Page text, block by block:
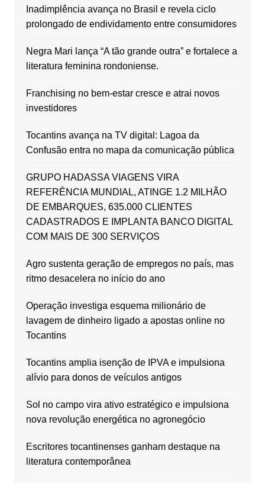
Inadimplência avança no Brasil e revela ciclo
prolongado de endividamento entre consumidores
Negra Mari lança “A tão grande outra” e fortalece a
literatura feminina rondoniense.
Franchising no bem-estar cresce e atrai novos
investidores
Tocantins avança na TV digital: Lagoa da
Confusão entra no mapa da comunicação pública
GRUPO HADASSA VIAGENS VIRA
REFERÊNCIA MUNDIAL, ATINGE 1.2 MILHÃO
DE EMBARQUES, 635.000 CLIENTES
CADASTRADOS E IMPLANTA BANCO DIGITAL
COM MAIS DE 300 SERVIÇOS
Agro sustenta geração de empregos no país, mas
ritmo desacelera no início do ano
Operação investiga esquema milionário de
lavagem de dinheiro ligado a apostas online no
Tocantins
Tocantins amplia isenção de IPVA e impulsiona
alívio para donos de veículos antigos
Sol no campo vira ativo estratégico e impulsiona
nova revolução energética no agronegócio
Escritores tocantinenses ganham destaque na
literatura contemporânea